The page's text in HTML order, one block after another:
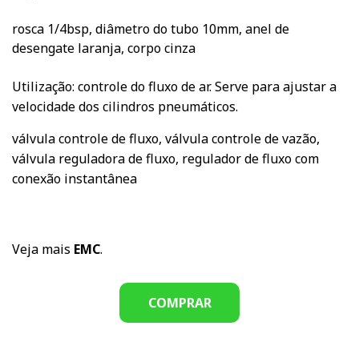
rosca 1/4bsp, diâmetro do tubo 10mm, anel de
desengate laranja, corpo cinza
Utilização: controle do fluxo de ar. Serve para ajustar a
velocidade dos cilindros pneumáticos.
válvula controle de fluxo, válvula controle de vazão,
válvula reguladora de fluxo, regulador de fluxo com
conexão instantânea
Veja mais EMC.
COMPRAR